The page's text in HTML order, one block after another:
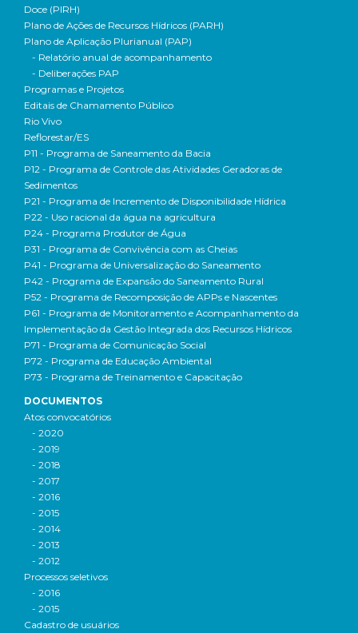
Doce (PIRH)
Plano de Ações de Recursos Hídricos (PARH)
Plano de Aplicação Plurianual (PAP)
- Relatório anual de acompanhamento
- Deliberações PAP
Programas e Projetos
Editais de Chamamento Público
Rio Vivo
Reflorestar/ES
P11 - Programa de Saneamento da Bacia
P12 - Programa de Controle das Atividades Geradoras de
Sedimentos
P21 - Programa de Incremento de Disponibilidade Hídrica
P22 - Uso racional da água na agricultura
P24 - Programa Produtor de Água
P31 - Programa de Convivência com as Cheias
P41 - Programa de Universalização do Saneamento
P42 - Programa de Expansão do Saneamento Rural
P52 - Programa de Recomposição de APPs e Nascentes
P61 - Programa de Monitoramento e Acompanhamento da
Implementação da Gestão Integrada dos Recursos Hídricos
P71 - Programa de Comunicação Social
P72 - Programa de Educação Ambiental
P73 - Programa de Treinamento e Capacitação
DOCUMENTOS
Atos convocatórios
- 2020
- 2019
- 2018
- 2017
- 2016
- 2015
- 2014
- 2013
- 2012
Processos seletivos
- 2016
- 2015
Cadastro de usuários